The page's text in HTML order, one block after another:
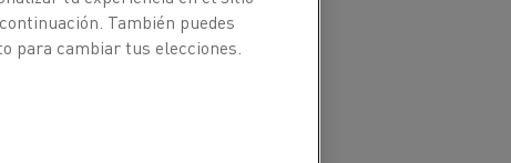
el arte de
de calentamiento
También puedes
para cambiar tus elecciones.